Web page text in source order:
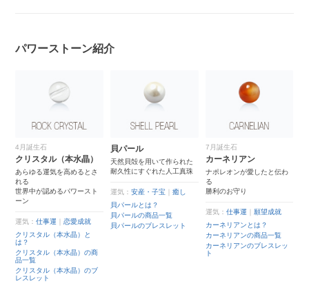
パワーストーン紹介
4月誕生石
クリスタル（本水晶）
あらゆる運気を高めるとさ
れる
世界中が認めるパワースト
ーン
運気：仕事運 ｜恋愛成就
クリスタル（本水晶）と
は？
クリスタル（本水晶）の商
品一覧
クリスタル（本水晶）のブ
レスレット
貝パール
天然貝殻を用いて作られた
耐久性にすぐれた人工真珠
運気： 安産・子宝
癒し
貝パールとは？
貝パールの商品一覧
貝パールのブレスレット
7月誕生石
カーネリアン
ナポレオンが愛したと伝わ
る
勝利のお守り
運気： 仕事運
願望成就
カーネリアンとは？
カーネリアンの商品一覧
カーネリアンのブレスレッ
ト